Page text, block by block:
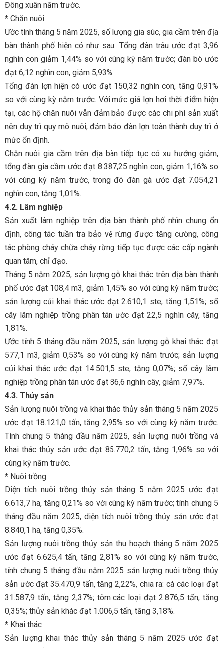
Đông xuân năm trước.
* Chăn nuôi
Ước tính tháng 5 năm 2025, số lượng gia súc, gia cầm trên địa
bàn thành phố hiện có như sau: Tổng đàn trâu ước đạt 3,96
nghìn con giảm 1,44% so với cùng kỳ năm trước; đàn bò ước
đạt 6,12 nghìn con, giảm 5,93%.
Tổng đàn lợn hiện có ước đạt 150,32 nghìn con, tăng 0,91%
so với cùng kỳ năm trước. Với mức giá lợn hơi thời điểm hiện
tại, các hộ chăn nuôi vẫn đảm bảo được các chi phí sản xuất
nên duy trì quy mô nuôi, đảm bảo đàn lợn toàn thành duy trì ở
mức ổn định.
Chăn nuôi gia cầm trên địa bàn tiếp tục có xu hướng giảm,
tổng đàn gia cầm ước đạt 8.387,25 nghìn con, giảm 1,16% so
với cùng kỳ năm trước, trong đó đàn gà ước đạt 7.054,21
nghìn con, tăng 1,01%.
4.2. Lâm nghiệp
Sản xuất lâm nghiệp trên địa bàn thành phố nhìn chung ổn
định, công tác tuần tra bảo vệ rừng được tăng cường, công
tác phòng cháy chữa cháy rừng tiếp tục được các cấp ngành
quan tâm, chỉ đạo.
Tháng 5 năm 2025, sản lượng gỗ khai thác trên địa bàn thành
phố ước đạt 108,4 m3, giảm 1,45% so với cùng kỳ năm trước;
sản lượng củi khai thác ước đạt 2.610,1 ste, tăng 1,51%; số
cây lâm nghiệp trồng phân tán ước đạt 22,5 nghìn cây, tăng
1,81%.
Ước tính 5 tháng đầu năm 2025, sản lượng gỗ khai thác đạt
577,1 m3, giảm 0,53% so với cùng kỳ năm trước; sản lượng
củi khai thác ước đạt 14.501,5 ste, tăng 0,07%; số cây lâm
nghiệp trồng phân tán ước đạt 86,6 nghìn cây, giảm 7,97%.
4.3. Thủy sản
Sản lượng nuôi trồng và khai thác thủy sản tháng 5 năm 2025
ước đạt 18.121,0 tấn, tăng 2,95% so với cùng kỳ năm trước.
Tính chung 5 tháng đầu năm 2025, sản lượng nuôi trồng và
khai thác thủy sản ước đạt 85.770,2 tấn, tăng 1,96% so với
cùng kỳ năm trước.
* Nuôi trồng
Diện tích nuôi trồng thủy sản tháng 5 năm 2025 ước đạt
6.613,7 ha, tăng 0,21% so với cùng kỳ năm trước; tính chung 5
tháng đầu năm 2025, diện tích nuôi trồng thủy sản ước đạt
8.840,1 ha, tăng 0,35%.
Sản lượng nuôi trồng thủy sản thu hoạch tháng 5 năm 2025
ước đạt 6.625,4 tấn, tăng 2,81% so với cùng kỳ năm trước,
tính chung 5 tháng đầu năm 2025 sản lượng nuôi trồng thủy
sản ước đạt 35.470,9 tấn, tăng 2,22%, chia ra: cá các loại đạt
31.587,9 tấn, tăng 2,37%; tôm các loại đạt 2.876,5 tấn, tăng
0,35%; thủy sản khác đạt 1.006,5 tấn, tăng 3,18%.
* Khai thác
Sản lượng khai thác thủy sản tháng 5 năm 2025 ước đạt